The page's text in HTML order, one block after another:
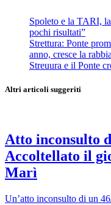
Spoleto e la TARI,
pochi risultati”
Strettura: Ponte
anno, cresce la
Streuura e il Ponte
Altri articoli suggeriti
Atto inconsulto
Accoltellato il
Marì
Un’atto inconsulto di un